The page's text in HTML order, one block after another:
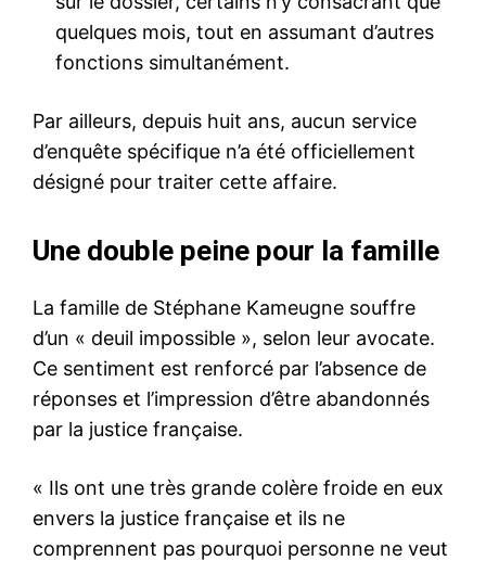
quelques mois, tout en assumant d’autres
fonctions simultanément.
Par ailleurs, depuis huit ans, aucun service
d’enquête spécifique n’a été officiellement
désigné pour traiter cette affaire.
Une double peine pour la famille
La famille de Stéphane Kameugne souffre
d’un « deuil impossible », selon leur avocate.
Ce sentiment est renforcé par l’absence de
réponses et l’impression d’être abandonnés
par la justice française.
« Ils ont une très grande colère froide en eux
envers la justice française et ils ne
comprennent pas pourquoi personne ne veut